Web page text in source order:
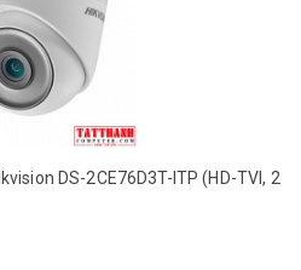
DS-2CE76D3T-ITP (HD-TVI, 2